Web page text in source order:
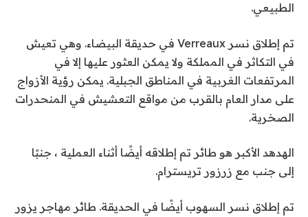
الطبيعي.
تم إطلاق نسر Verreaux في حديقة البيضاء. وهي تعيش
في التكاثر في المملكة ولا يمكن العثور عليها إلا في
المرتفعات الغربية في المناطق الجبلية. يمكن رؤية الأزواج
على مدار العام بالقرب من مواقع التعشيش في المنحدرات
الصخرية.
الهدهد الأكبر هو طائر تم إطلاقه أيضًا أثناء العملية ، جنبًا
إلى جنب مع زرزور تريسترام.
تم إطلاق نسر السهوب أيضًا في الحديقة. طائر مهاجر يزور